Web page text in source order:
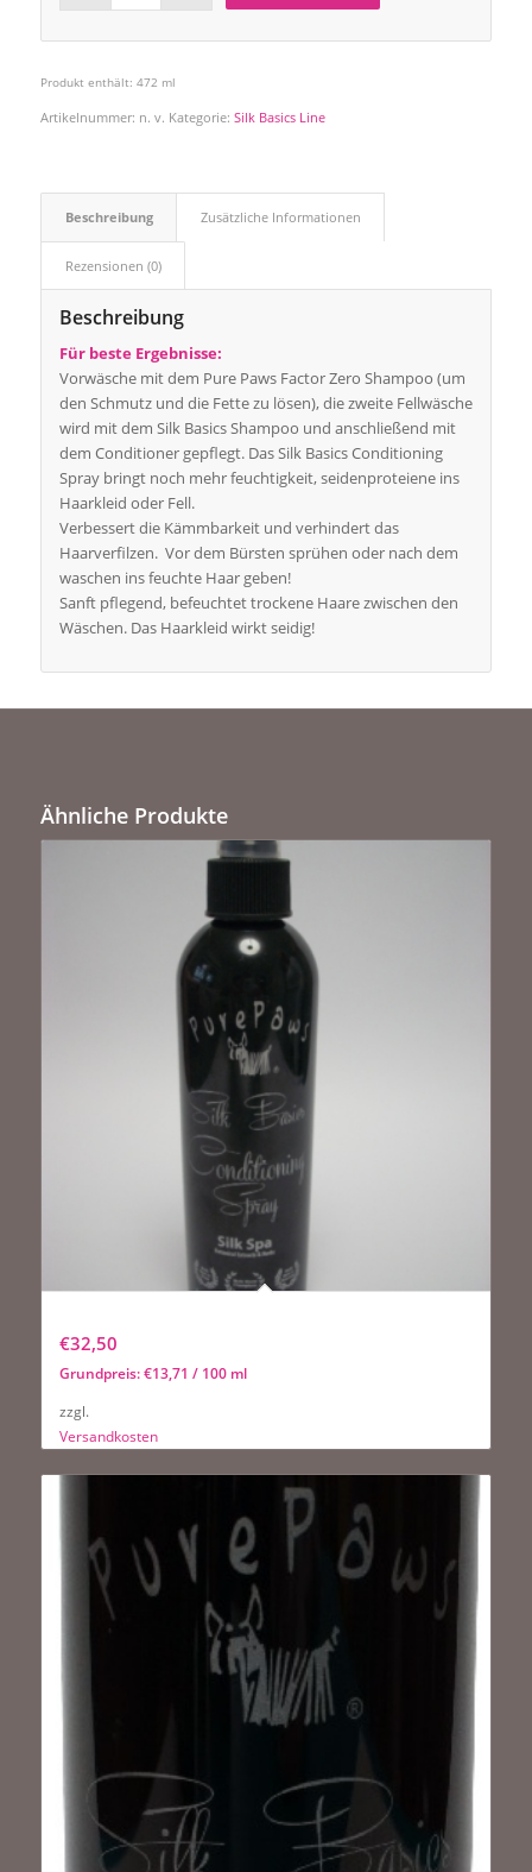
Produkt enthält: 472 ml
Artikelnummer: n. v. Kategorie: Silk Basics Line
Beschreibung Zusätzliche Informationen
Rezensionen (0)
Beschreibung
Für beste Ergebnisse:
Vorwäsche mit dem Pure Paws Factor Zero Shampoo (um
den Schmutz und die Fette zu lösen), die zweite Fellwäsche
wird mit dem Silk Basics Shampoo und anschließend mit
dem Conditioner gepflegt. Das Silk Basics Conditioning
Spray bringt noch mehr feuchtigkeit, seidenproteiene ins
Haarkleid oder Fell.
Verbessert die Kämmbarkeit und verhindert das
Haarverfilzen. Vor dem Bürsten sprühen oder nach dem
waschen ins feuchte Haar geben!
Sanft pflegend, befeuchtet trockene Haare zwischen den
Wäschen. Das Haarkleid wirkt seidig!
Ähnliche Produkte
€32,50
Grundpreis:€13,71 / 100 ml
zzgl.
Versandkosten